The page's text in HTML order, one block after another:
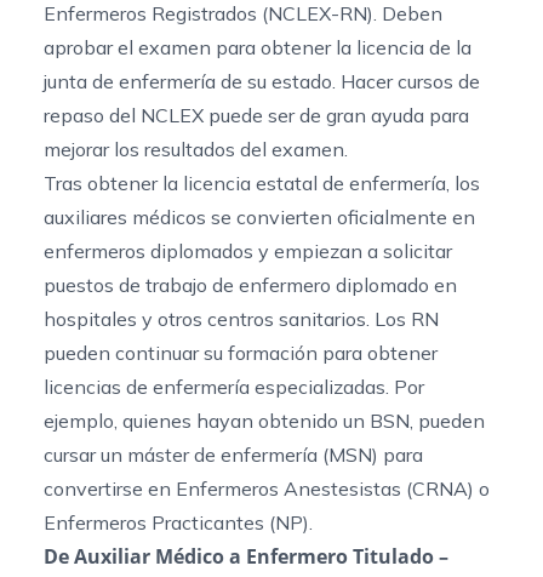
Enfermeros Registrados (NCLEX-RN). Deben
aprobar el examen para obtener la licencia de la
junta de enfermería de su estado. Hacercursos de
repaso del NCLEX puede ser de gran ayuda para
mejorar los resultados del examen.
Tras obtener la licencia estatal de enfermería, los
auxiliares médicos se convierten oficialmente en
enfermeros diplomados y empiezan a solicitar
puestos de trabajo de enfermero diplomado en
hospitales y otros centros sanitarios. Los RN
pueden continuar su formación para obtener
licencias de enfermería especializadas. Por
ejemplo, quienes hayan obtenido un BSN, pueden
cursar un máster de enfermería (MSN) para
convertirse en Enfermeros Anestesistas (CRNA) o
Enfermeros Practicantes (NP).
De Auxiliar Médico a Enfermero Titulado –